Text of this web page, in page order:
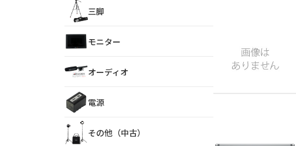
三脚
モニター
オーディオ
電源
その他（中古）